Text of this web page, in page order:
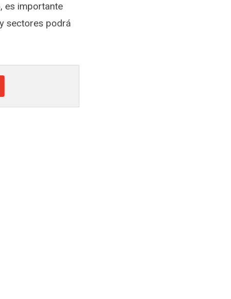
es importante
sectores podrá